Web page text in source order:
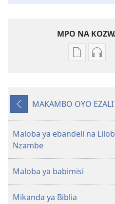
MPO NA
Ndenge
Biblia
Libongoli
ya
Sika
ya
Biblia
—
ya
Oyo
eleki
MAKAMBO OYO
Maloba ya ebandeli na
Nzambe
Maloba ya babimisi
Mikanda ya Biblia